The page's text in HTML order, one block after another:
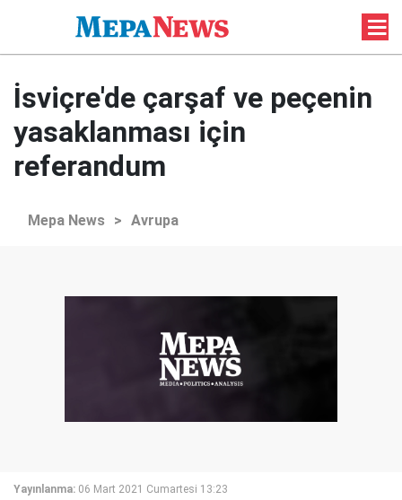
İsviçre'de çarşaf ve peçenin
yasaklanması için
referandum
Mepa News > Avrupa
Yayınlanma: 06 Mart 2021 Cumartesi 13:23